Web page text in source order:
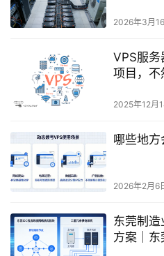
2026年3月
VPS服
项目，不
2025年12月
哪些地
2026年2月6
东莞制
方案｜东